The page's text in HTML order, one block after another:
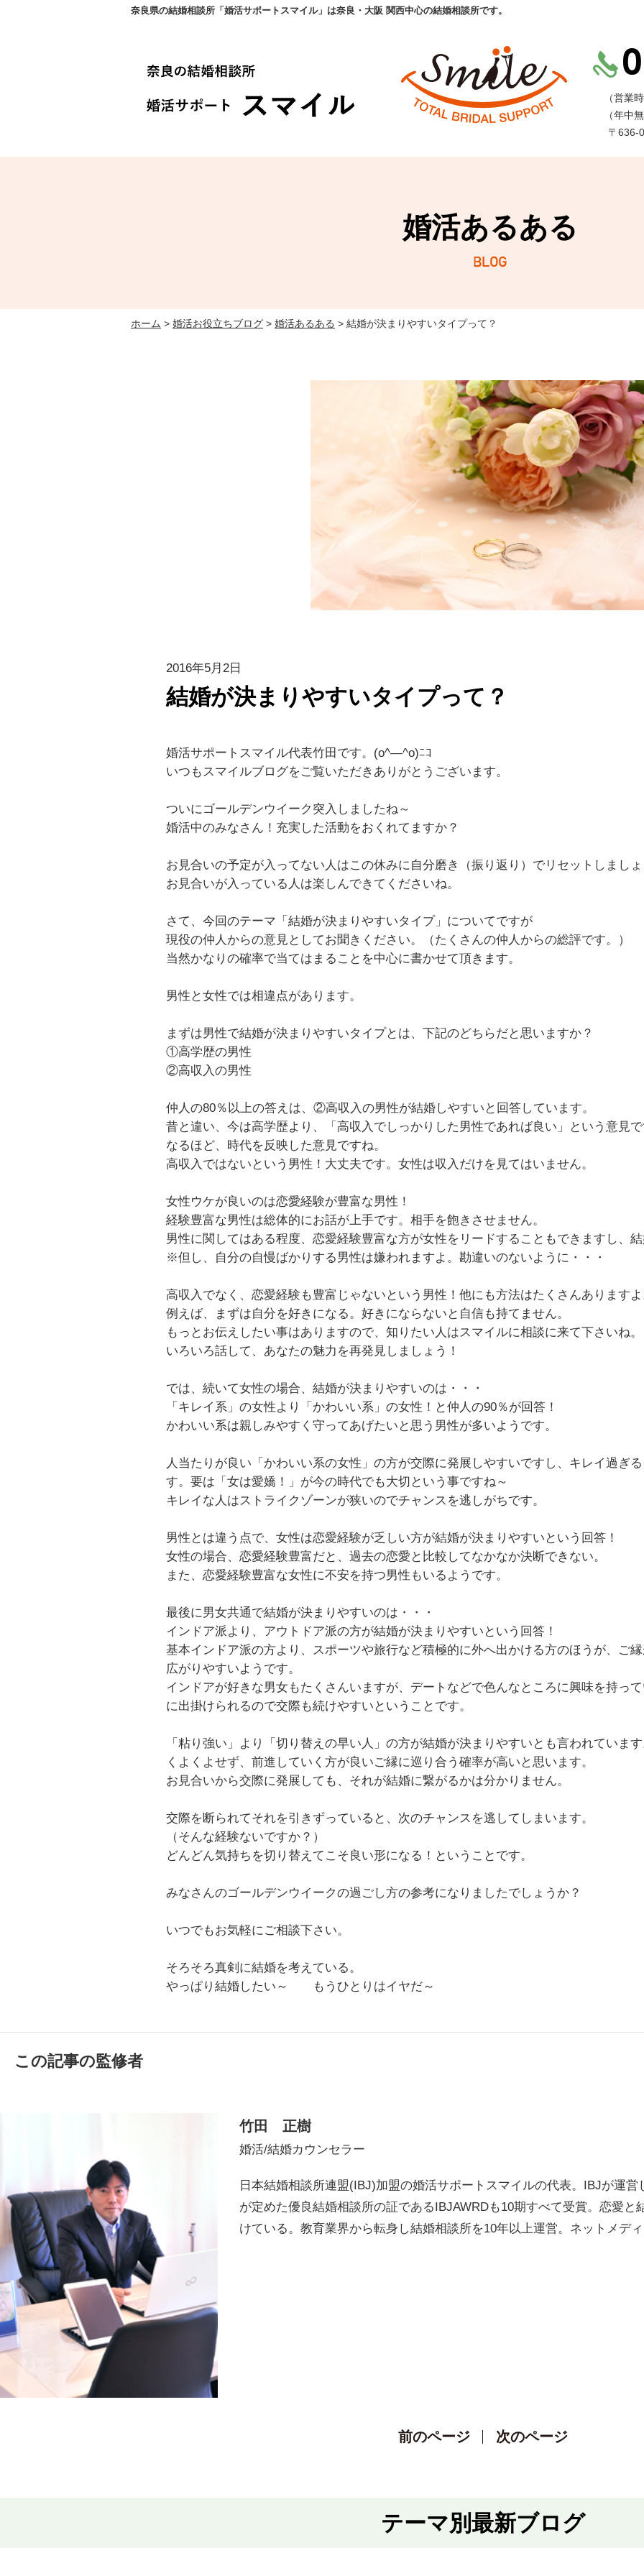
奈良県の結婚相談所「婚活サポートスマイル」は奈良・大阪 関西中心の結婚相談所です。
（営業
（年中
〒636-
婚活あるある
ホーム > 婚活お役立ちブログ > 婚活あるある > 結婚が決まりやすいタイプって？
2016年5月2日
結婚が決まりやすいタイプって？
婚活サポートスマイル代表竹田です。(o^―^o)ﾆｺ
いつもスマイルブログをご覧いただきありがとうございます。
ついにゴールデンウイーク突入しましたね～
婚活中のみなさん！充実した活動をおくれてますか？
お見合いの予定が入ってない人はこの休みに自分磨き（振り返り）でリセットしまし
お見合いが入っている人は楽しんできてくださいね。
さて、今回のテーマ「結婚が決まりやすいタイプ」についてですが
現役の仲人からの意見としてお聞きください。（たくさんの仲人からの総評です。）
当然かなりの確率で当てはまることを中心に書かせて頂きます。
男性と女性では相違点があります。
まずは男性で結婚が決まりやすいタイプとは、下記のどちらだと思いますか？
①高学歴の男性
②高収入の男性
仲人の80％以上の答えは、②高収入の男性が結婚しやすいと回答しています。
昔と違い、今は高学歴より、「高収入でしっかりした男性であれば良い」という意見
なるほど、時代を反映した意見ですね。
高収入ではないという男性！大丈夫です。女性は収入だけを見てはいません。
女性ウケが良いのは恋愛経験が豊富な男性！
経験豊富な男性は総体的にお話が上手です。相手を飽きさせません。
男性に関してはある程度、恋愛経験豊富な方が女性をリードすることもできますし、
※但し、自分の自慢ばかりする男性は嫌われますよ。勘違いのないように・・・
高収入でなく、恋愛経験も豊富じゃないという男性！他にも方法はたくさんあります
例えば、まずは自分を好きになる。好きにならないと自信も持てません。
もっとお伝えしたい事はありますので、知りたい人はスマイルに相談に来て下さいね。
いろいろ話して、あなたの魅力を再発見しましょう！
では、続いて女性の場合、結婚が決まりやすいのは・・・
「キレイ系」の女性より「かわいい系」の女性！と仲人の90％が回答！
かわいい系は親しみやすく守ってあげたいと思う男性が多いようです。
人当たりが良い「かわいい系の女性」の方が交際に発展しやすいですし、キレイ過ぎ
す。要は「女は愛嬌！」が今の時代でも大切という事ですね～
キレイな人はストライクゾーンが狭いのでチャンスを逃しがちです。
男性とは違う点で、女性は恋愛経験が乏しい方が結婚が決まりやすいという回答！
女性の場合、恋愛経験豊富だと、過去の恋愛と比較してなかなか決断できない。
また、恋愛経験豊富な女性に不安を持つ男性もいるようです。
最後に男女共通で結婚が決まりやすいのは・・・
インドア派より、アウトドア派の方が結婚が決まりやすいという回答！
基本インドア派の方より、スポーツや旅行など積極的に外へ出かける方のほうが、ご
広がりやすいようです。
インドアが好きな男女もたくさんいますが、デートなどで色んなところに興味を持っ
に出掛けられるので交際も続けやすいということです。
「粘り強い」より「切り替えの早い人」の方が結婚が決まりやすいとも言われていま
くよくよせず、前進していく方が良いご縁に巡り合う確率が高いと思います。
お見合いから交際に発展しても、それが結婚に繋がるかは分かりません。
交際を断られてそれを引きずっていると、次のチャンスを逃してしまいます。
（そんな経験ないですか？）
どんどん気持ちを切り替えてこそ良い形になる！ということです。
みなさんのゴールデンウイークの過ごし方の参考になりましたでしょうか？
いつでもお気軽にご相談下さい。
そろそろ真剣に結婚を考えている。
やっぱり結婚したい～ もうひとりはイヤだ～
この記事の監修者
竹田 正樹
婚活/結婚カウンセラー
日本結婚相談所連盟(IBJ)加盟の婚活サポートスマイルの代表。IBJが運
が定めた優良結婚相談所の証であるIBJAWRDも10期すべて受賞。恋愛
けている。教育業界から転身し結婚相談所を10年以上運営。ネットメデ
前のページ 次のページ
テーマ別最新ブログ